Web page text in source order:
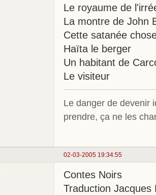
Le royaume de
La montre de John
Cette satanée
Haïta le berger
Un habitant de
Le visiteur
Le danger de devenir
prendre, ça ne les
02-03-2005 19:34:55
Contes Noirs
Traduction Jacques